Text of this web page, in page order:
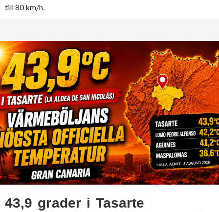
till 80 km/h.
43,9 grader i Tasarte